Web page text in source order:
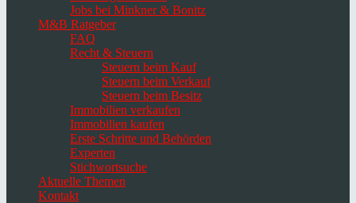
Jobs bei Minkner & Bonitz
M&B Ratgeber
FAQ
Recht & Steuern
Steuern beim Kauf
Steuern beim Verkauf
Steuern beim Besitz
Immobilien verkaufen
Immobilien kaufen
Erste Schritte und Behörden
Experten
Stichwortsuche
Aktuelle Themen
Kontakt